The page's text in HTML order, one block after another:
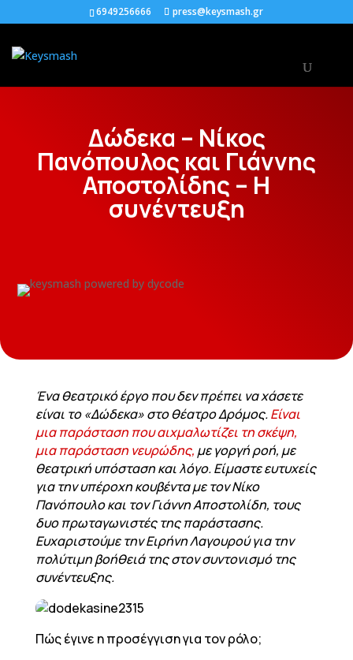
6949256666 press@keysmash.gr
Δώδεκα – Νίκος
Πανόπουλος και Γιάννης
Αποστολίδης – Η
συνέντευξη
Ένα θεατρικό έργο που δεν πρέπει να χάσετε
είναι το «Δώδεκα» στο θέατρο Δρόμος.Είναι
μια παράσταση που αιχμαλωτίζει τη σκέψη,
μια παράσταση νευρώδης, με γοργή ροή, με
θεατρική υπόσταση και λόγο. Είμαστε ευτυχείς
για την υπέροχη κουβέντα με τον Νίκο
Πανόπουλο και τον Γιάννη Αποστολίδη, τους
δυο πρωταγωνιστές της παράστασης.
Ευχαριστούμε την Ειρήνη Λαγουρού για την
πολύτιμη βοήθειά της στον συντονισμό της
συνέντευξης.
Πώς έγινε η προσέγγιση για τον ρόλο;